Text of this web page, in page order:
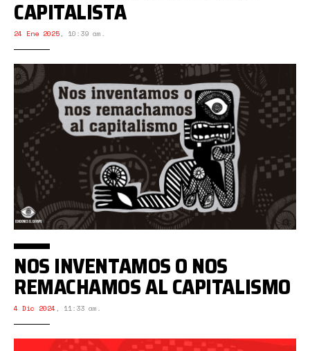
CAPITALISTA
24 Ene 2025, 10:39 am.
NOS INVENTAMOS O NOS
REMACHAMOS AL CAPITALISMO
4 Dic 2024 , 11:33 am.